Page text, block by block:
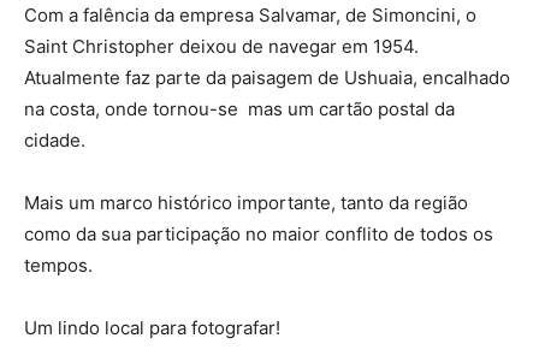
Com a falência da empresa Salvamar, de Simoncini, o
Saint Christopher deixou de navegar em 1954.
Atualmente faz parte da paisagem de Ushuaia, encalhado
na costa, onde tornou-se mas um cartão postal da
cidade.
Mais um marco histórico importante, tanto da região
como da sua participação no maior conflito de todos os
tempos.
Um lindo local para fotografar!